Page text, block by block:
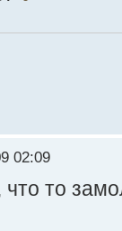
02:09
то